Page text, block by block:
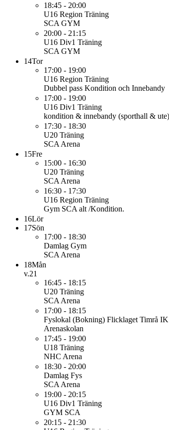
18:45 - 20:00
U16 Region Träning
SCA GYM
20:00 - 21:15
U16 Div1 Träning
SCA GYM
14Tor
17:00 - 19:00
U16 Region Träning
Dubbel pass Kondition och Innebandy
17:00 - 19:00
U16 Div1 Träning
kondition & innebandy (sporthall & ute)
17:30 - 18:30
U20 Träning
SCA Arena
15Fre
15:00 - 16:30
U20 Träning
SCA Arena
16:30 - 17:30
U16 Region Träning
Gym SCA alt /Kondition.
16Lör
17Sön
17:00 - 18:30
Damlag Gym
SCA Arena
18Mån
v.21
16:45 - 18:15
U20 Träning
SCA Arena
17:00 - 18:15
Fyslokal (Bokning) Flicklaget Timrå
Arenaskolan
17:45 - 19:00
U18 Träning
NHC Arena
18:30 - 20:00
Damlag Fys
SCA Arena
19:00 - 20:15
U16 Div1 Träning
GYM SCA
20:15 - 21:30